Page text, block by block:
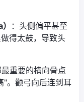
：头侧偏平甚至
得太鼓，导致头
最重要的横向骨点
"。颧弓向后连到耳